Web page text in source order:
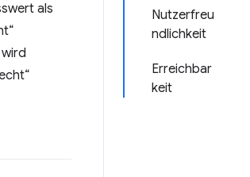
Nutzerfreu
ndlichkeit
Erreichbar
keit
als